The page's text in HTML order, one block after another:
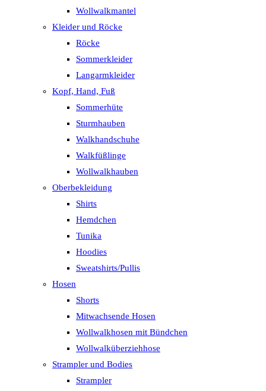
Wollwalkmantel
Kleider und Röcke
Röcke
Sommerkleider
Langarmkleider
Kopf, Hand, Fuß
Sommerhüte
Sturmhauben
Walkhandschuhe
Walkfüßlinge
Wollwalkhauben
Oberbekleidung
Shirts
Hemdchen
Tunika
Hoodies
Sweatshirts/Pullis
Hosen
Shorts
Mitwachsende Hosen
Wollwalkhosen mit Bündchen
Wollwalküberziehhose
Strampler und Bodies
Strampler